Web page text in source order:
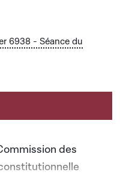
6938 - Séance du
des